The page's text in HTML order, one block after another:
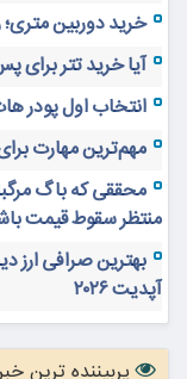
خرید دوربین متری؛
آیا خرید تتر برای
انتخاب اول پودر
مهم‌ترین مهارت
محققی که باگ
منتظر سقوط قیمت
بهترین صرافی ارز
آپدیت ۲۰۲۶
پربیننده ترین